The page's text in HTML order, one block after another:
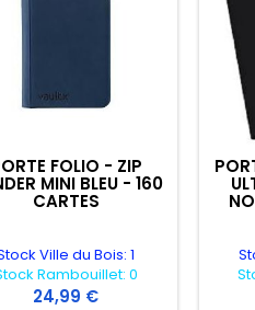
FOLIO - ZIP
MINI BLEU - 160
CARTES
Ville du Bois: 1
Rambouillet: 0
24,99 €